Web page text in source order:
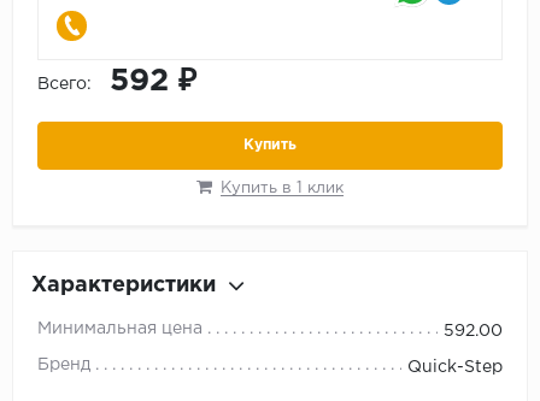
Всего: 592 ₽
Купить
Купить в 1 клик
Характеристики
Минимальная цена 592.00
Бренд Quick-Step